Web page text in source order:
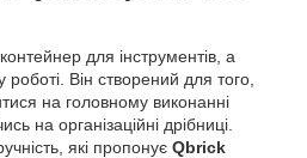
для інструментів, а
Він створений для того,
на головному виконанні
на організаційні дрібниці.
які пропонує Qbrick